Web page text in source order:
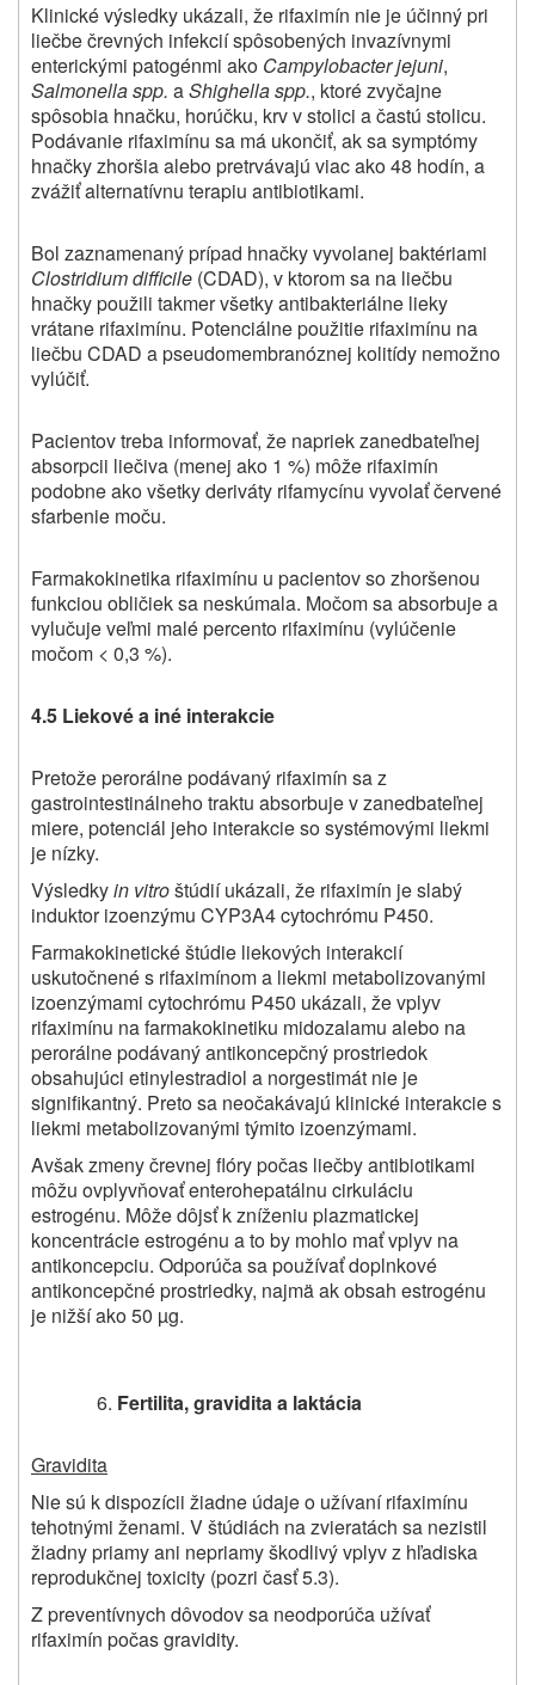
Klinické výsledky ukázali, že rifaximín nie je účinný pri
liečbe črevných infekcií spôsobených invazívnymi
enterickými patogénmi ako Campylobacter jejuni,
Salmonella spp. aShighella spp., ktoré zvyčajne
spôsobia hnačku, horúčku, krv v stolici a častú stolicu.
Podávanie rifaximínu sa má ukončiť, ak sa symptómy
hnačky zhoršia alebo pretrvávajú viac ako 48 hodín, a
zvážiť alternatívnu terapiu antibiotikami.
Bol zaznamenaný prípad hnačky vyvolanej baktériami
Clostridium difficile (CDAD), v ktorom sa na liečbu
hnačky použili takmer všetky antibakteriálne lieky
vrátane rifaximínu. Potenciálne použitie rifaximínu na
liečbu CDAD a pseudomembranóznej kolitídy nemožno
vylúčiť.
Pacientov treba informovať, že napriek zanedbateľnej
absorpcii liečiva (menej ako 1 %) môže rifaximín
podobne ako všetky deriváty rifamycínu vyvolať červené
sfarbenie moču.
Farmakokinetika rifaximínu u pacientov so zhoršenou
funkciou obličiek sa neskúmala. Močom sa absorbuje a
vylučuje veľmi malé percento rifaximínu (vylúčenie
močom < 0,3 %).
4.5 Liekové a iné interakcie
Pretože perorálne podávaný rifaximín sa z
gastrointestinálneho traktu absorbuje v zanedbateľnej
miere, potenciál jeho interakcie so systémovými liekmi
je nízky.
Výsledkyin vitroštúdií ukázali, že rifaximín je slabý
induktor izoenzýmu CYP3A4 cytochrómu P450.
Farmakokinetické štúdie liekových interakcií
uskutočnené s rifaximínom a liekmi metabolizovanými
izoenzýmami cytochrómu P450 ukázali, že vplyv
rifaximínu na farmakokinetiku midozalamu alebo na
perorálne podávaný antikoncepčný prostriedok
obsahujúci etinylestradiol a norgestimát nie je
signifikantný. Preto sa neočakávajú klinické interakcie s
liekmi metabolizovanými týmito izoenzýmami.
Avšak zmeny črevnej flóry počas liečby antibiotikami
môžu ovplyvňovať enterohepatálnu cirkuláciu
estrogénu. Môže dôjsť k zníženiu plazmatickej
koncentrácie estrogénu a to by mohlo mať vplyv na
antikoncepciu. Odporúča sa používať doplnkové
antikoncepčné prostriedky, najmä ak obsah estrogénu
je nižší ako 50 µg.
Fertilita, gravidita a laktácia
Gravidita
Nie sú k dispozícii žiadne údaje o užívaní rifaximínu
tehotnými ženami. V štúdiách na zvieratách sa nezistil
žiadny priamy ani nepriamy škodlivý vplyv z hľadiska
reprodukčnej toxicity (pozri časť 5.3).
Z preventívnych dôvodov sa neodporúča užívať
rifaximín počas gravidity.